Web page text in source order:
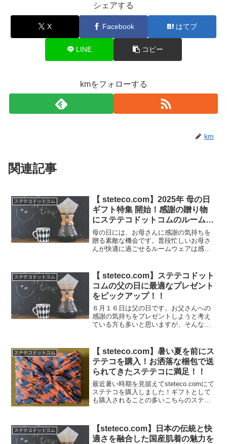
シェアする
X Facebook はてブ
LINE コピー
kmをフォローする
km
関連記事
ステテコドットコム
【 steteco.com】2025年 母の日
ギフト特集 開始！感謝の贈り物
にステテコドットコムのルームウ
ェア！
母の日には、お母さんに感謝の気持ちを
贈る素敵な機会です。普段忙しいお母さ
んが快適に過ごせるルームウェアは感謝
フト特集として2025年4月30日（水）朝9
時ま...
ステテコドットコム
【 steteco.com】ステテコドット
コムの父の日に最適なプレゼント
をピックアップ！！
６月１６日は父の日です。お父さんへの
感謝の気持ちをプレゼントしようと考え
ている方も多いと思いますが、そんな時
のステテコです。こちらのステテコは日
本の伝統的な...
ステテコドットコム
【 steteco.com】暑い夏を前にス
テテコを購入！お洒落な梱包で送
られてきたステテコに満足！！
最近暑い時期を見据えてsteteco.comにて
ステテコを購入しました！ギフトとして
も購入されることの多いこちらのステテ
に包まれていました！※糸が多少ほつれ
ていますが気...
ステテコドットコム
【steteco.com】日本の伝統と快
適さを融合した国産肌着の魅力を